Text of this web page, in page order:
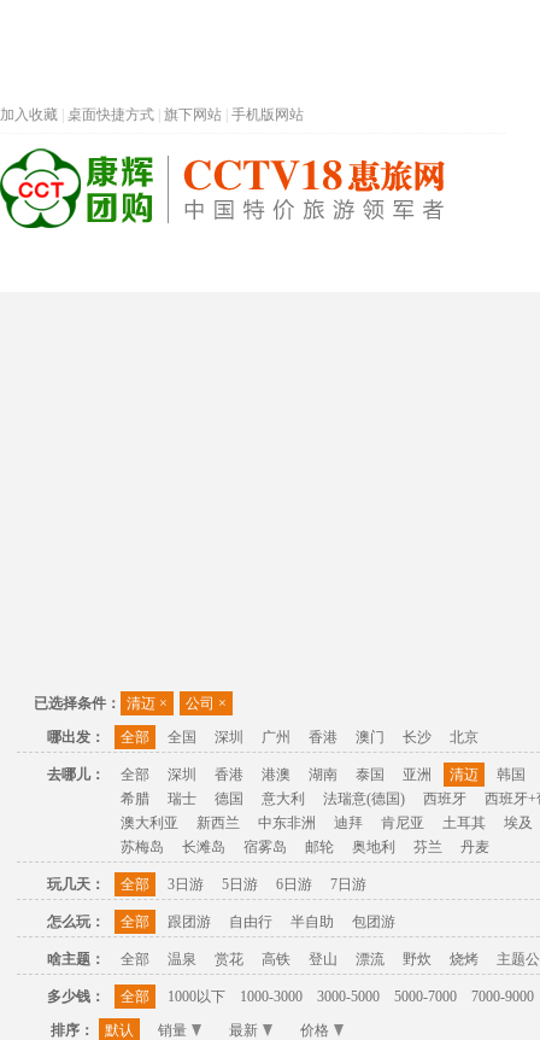
加入收藏 桌面快捷方式 旗下网站 手机版网站
已选择条件： 清迈 × 公司 ×
哪出发：
全部 全国 深圳 广州 香港 澳门 长沙 北京
去哪儿： 全部 深圳 香港 港澳 湖南 泰国 亚洲 清迈
韩国
希腊
瑞士 德国 意大利 法瑞意(德国) 西班牙
西班牙+
澳大利亚
新西兰 中东非洲 迪拜 肯尼亚 土耳其
埃及
苏梅岛
长滩岛 宿雾岛 邮轮 奥地利 芬兰 丹麦
玩几天： 全部 3日游 5日游 6日游 7日游
怎么玩： 全部 跟团游 自由行 半自助 包团游
啥主题： 全部 温泉 赏花 高铁 登山 漂流 野炊 烧烤 主题
多少钱： 全部 1000以下 1000-3000 3000-5000 5000-7000
7000-9000
排序：
默认 销量 最新 价格